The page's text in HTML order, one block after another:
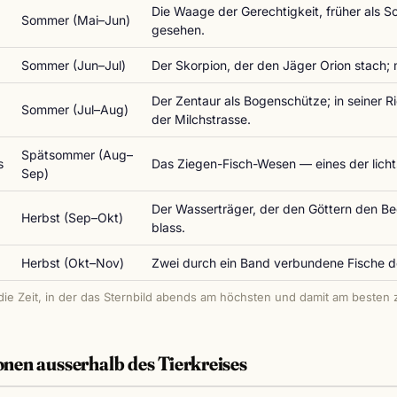
Sommer (Mai–Jun)
Die Waage der Gerechtigkeit, früher als
gesehen.
Sommer (Jun–Jul) Der Skorpion, der den Jäger Orion stach;
Sommer (Jul–Aug)
Der Zentaur als Bogenschütze; in seiner
der Milchstrasse.
Spätsommer (Aug–
Sep)
Das Ziegen-Fisch-Wesen — eines der
Herbst (Sep–Okt)
Der Wasserträger, der den Göttern den
blass.
Herbst (Okt–Nov) Zwei durch ein Band verbundene Fische
Zeit, in der das Sternbild abends am höchsten und damit am
ausserhalb des Tierkreises